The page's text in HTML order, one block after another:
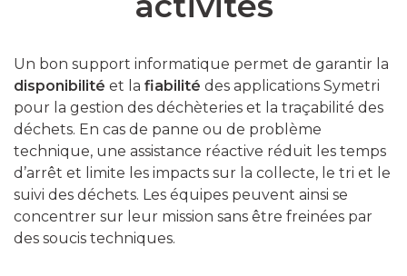
Un bon support informatique permet de garantir la
disponibilité et la fiabilité des applications Symetri
pour la gestion des déchèteries et la traçabilité des
déchets. En cas de panne ou de problème
technique, une assistance réactive réduit les temps
d’arrêt et limite les impacts sur la collecte, le tri et le
suivi des déchets. Les équipes peuvent ainsi se
concentrer sur leur mission sans être freinées par
des soucis techniques.